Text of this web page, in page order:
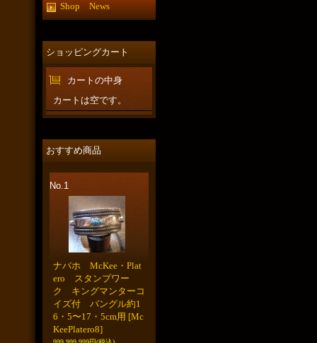
Shop News
ショッピングカート
カートの中身
カートは空です。
おすすめ商品
No.1
ナバホ McKee・Plat
ero スタンプワー
ク キングマンターコ
イズ付 バングル約1
6・5〜17・5cm用 [Mc
KeePlatero8]